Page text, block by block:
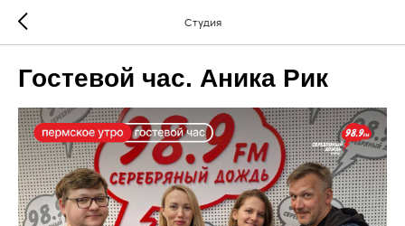
Студия
Гостевой час. Аника Рик